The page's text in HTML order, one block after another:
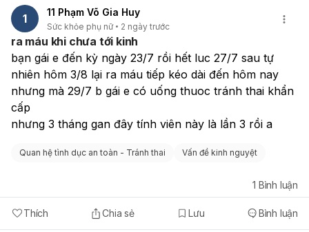
1 11 Phạm Võ Gia Huy
Sức khỏe phụ nữ 2 ngày trước
ra máu khi chưa tới kinh
bạn gái e đến kỳ ngày 23/7 rồi hết luc 27/7 sau tự
nhiên hôm 3/8 lại ra máu tiếp kéo dài đến hôm nay
nhưng mà 29/7 b gái e có uống thuoc tránh thai khẩn
cấp
nhưng 3 tháng gan đây tính viên này là lần 3 rồi a
Quan hệ tình dục an toàn - Tránh thai Vấn đề kinh nguyệt
Thích Chia sẻ Lưu Bình luận
1 Bình luận